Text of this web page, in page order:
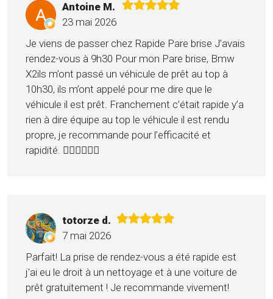
Antoine M.
23 mai 2026
Je viens de passer chez Rapide Pare brise J’avais
rendez-vous à 9h30 Pour mon Pare brise, Bmw
X2ils m’ont passé un véhicule de prêt au top à
10h30, ils m’ont appelé pour me dire que le
véhicule il est prêt. Franchement c’était rapide y’a
rien à dire équipe au top le véhicule il est rendu
propre, je recommande pour l’efficacité et
rapidité. 👍🏻👍🏻👍🏻
totorze d.
7 mai 2026
Parfait! La prise de rendez-vous a été rapide est
j'ai eu le droit à un nettoyage et à une voiture de
prêt gratuitement ! Je recommande vivement!